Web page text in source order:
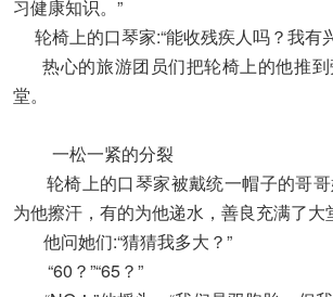
习健康知识。”
轮椅上的口琴家:“能收残疾人吗？我有
热心的旅游团员们把轮椅上的他推到
堂。
一松一紧的分裂
轮椅上的口琴家被戴统一帽子的哥哥
为他擦汗，有的为他递水，善良充满了大
他问她们:“猜猜我多大？”
“60？”“65？”